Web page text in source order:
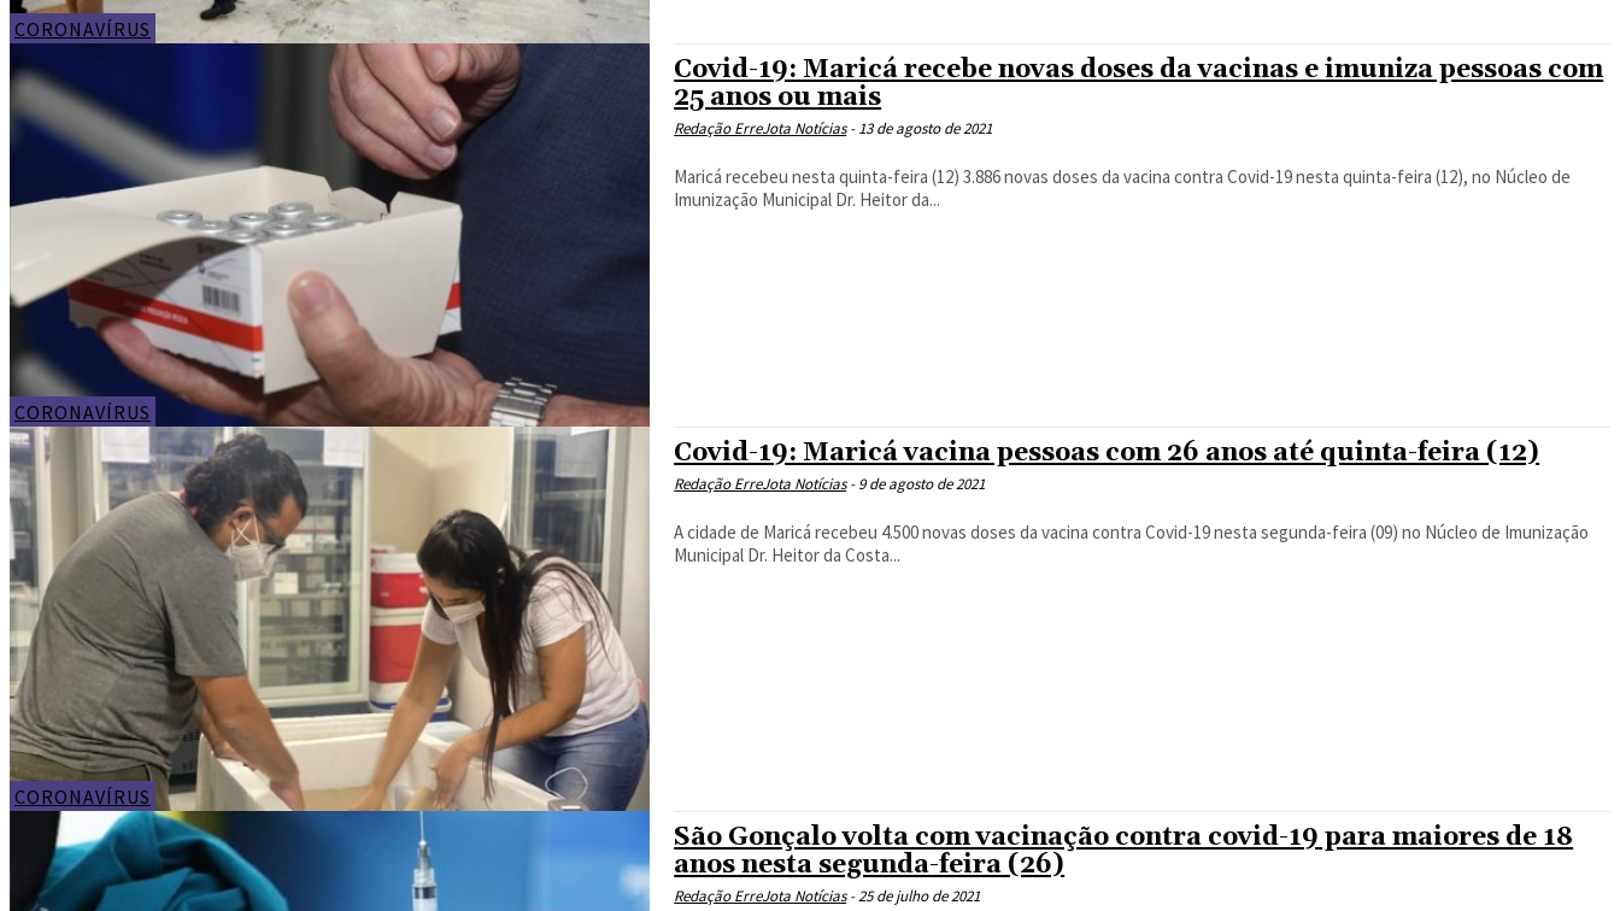
CORONAVÍRUS
CORONAVÍRUS
Covid-19: Maricá recebe novas doses da vacinas e imuniza pessoas com
25 anos ou mais
Redação ErreJota Notícias - 13 de agosto de 2021
Maricá recebeu nesta quinta-feira (12) 3.886 novas doses da vacina contra Covid-19 nesta quinta-feira (12), no Núcleo de
Imunização Municipal Dr. Heitor da...
CORONAVÍRUS
Covid-19: Maricá vacina pessoas com 26 anos até quinta-feira (12)
Redação ErreJota Notícias - 9 de agosto de 2021
A cidade de Maricá recebeu 4.500 novas doses da vacina contra Covid-19 nesta segunda-feira (09) no Núcleo de Imunização
Municipal Dr. Heitor da Costa...
São Gonçalo volta com vacinação contra covid-19 para maiores de 18
anos nesta segunda-feira (26)
Redação ErreJota Notícias -25 de julho de 2021